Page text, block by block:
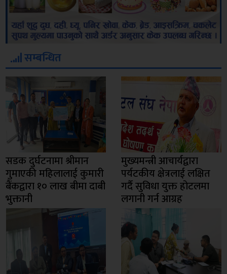
सम्बन्धित
सडक दुर्घटनामा श्रीमान
गुमाएकी महिलालाई कुमारी
बैंकद्वारा १० लाख बीमा दाबी
भुक्तानी
मुख्यमन्त्री आचार्यद्वारा
पर्यटकीय क्षेत्रलाई लक्षित
गर्दै सुविधा युक्त होटलमा
लगानी गर्न आग्रह